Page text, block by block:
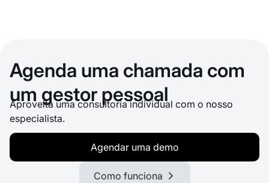
Agenda uma chamada com
um gestor pessoal
Aproveita uma consultoria individual com o nosso
especialista.
Agendar uma demo
Como funciona